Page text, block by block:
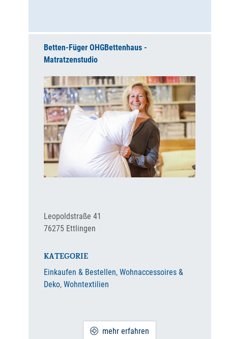
Betten-Füger OHGBettenhaus -
Matratzenstudio
Leopoldstraße 41
76275 Ettlingen
KATEGORIE
Einkaufen & Bestellen, Wohnaccessoires &
Deko, Wohntextilien
mehr erfahren